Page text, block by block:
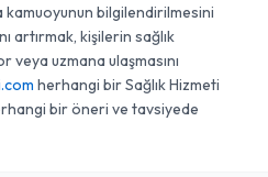
kamuoyunun bilgilendirilmesini
artırmak, kişilerin sağlık
veya uzmana ulaşmasını
herhangi bir Sağlık Hizmeti
bir öneri ve tavsiyede